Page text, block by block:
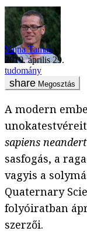
Vajna Tamás
2019. április 29.
tudomány
Megosztás
A modern
sapiens
sasfogás, a
vagyis a
Quaternary
folyóiratban
szerzői.